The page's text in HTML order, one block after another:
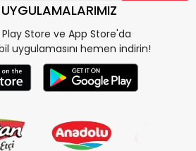
Store ve App Store'da
uygulamasını hemen indirin!